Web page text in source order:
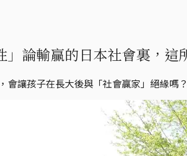
」論輸贏的日本社會裏，這
會讓孩子在長大後與「社會贏家」絕緣嗎